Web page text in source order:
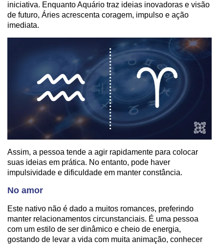
iniciativa. Enquanto Aquário traz ideias inovadoras e visão
de futuro, Áries acrescenta coragem, impulso e ação
imediata.
Assim, a pessoa tende a agir rapidamente para colocar
suas ideias em prática. No entanto, pode haver
impulsividade e dificuldade em manter constância.
No amor
Este nativo não é dado a muitos romances, preferindo
manter relacionamentos circunstanciais. É uma pessoa
com um estilo de ser dinâmico e cheio de energia,
gostando de levar a vida com muita animação, conhecer